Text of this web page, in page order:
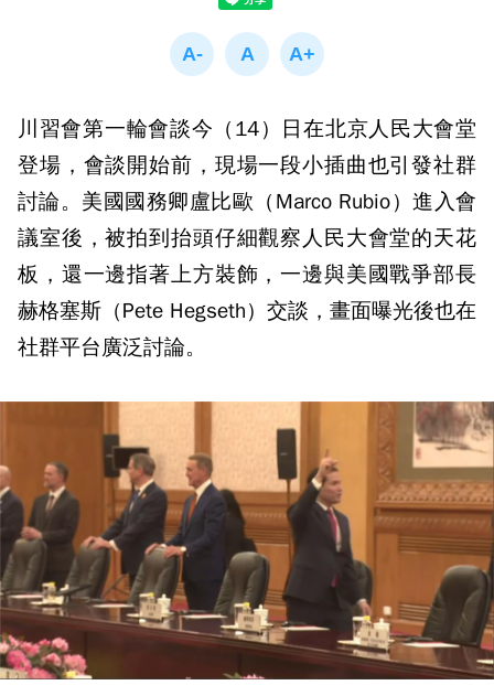
川習會第一輪會談今（14）日在北京人民大會堂
登場，會談開始前，現場一段小插曲也引發社群
討論。美國國務卿盧比歐（Marco Rubio）進入會
議室後，被拍到抬頭仔細觀察人民大會堂的天花
板，還一邊指著上方裝飾，一邊與美國戰爭部長
赫格塞斯（Pete Hegseth）交談，畫面曝光後也在
社群平台廣泛討論。